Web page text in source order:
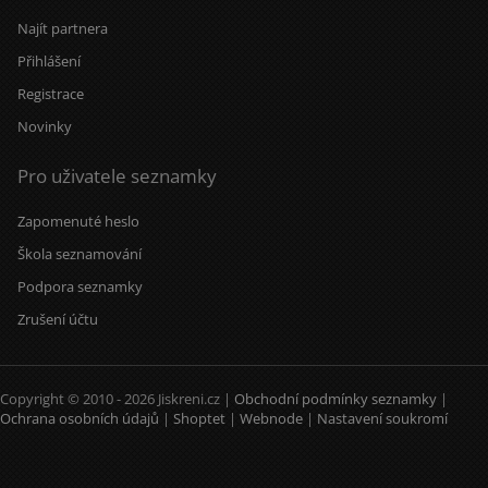
Najít partnera
Přihlášení
Registrace
Novinky
Pro uživatele seznamky
Zapomenuté heslo
Škola seznamování
Podpora seznamky
Zrušení účtu
Copyright © 2010 - 2026 Jiskreni.cz | Obchodní podmínky seznamky |
Ochrana osobních údajů | Shoptet | Webnode | Nastavení soukromí